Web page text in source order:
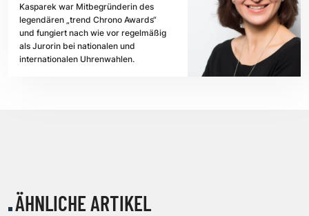
Kasparek war Mitbegründerin des
legendären „trend Chrono Awards“
und fungiert nach wie vor regelmäßig
als Jurorin bei nationalen und
internationalen Uhrenwahlen.
ÄHNLICHE ARTIKEL